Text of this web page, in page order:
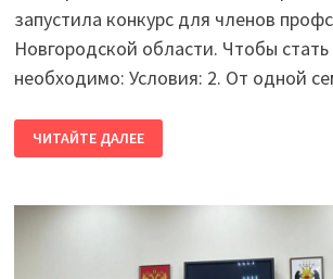
запустила конкурс для членов
Новгородской области. Чтобы
необходимо: Условия: 2. От одной
КОНКУРС
СЕМЕЙНЫХ
ФОТОГРАФИЙ
ЧИТАЙТЕ ДАЛЕЕ